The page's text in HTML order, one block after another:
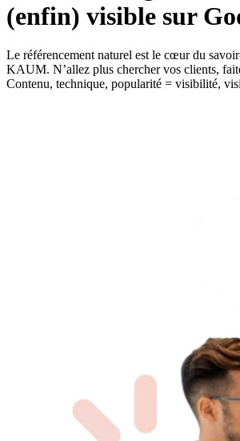
(enfin) visible sur
Le référencement naturel est le cœur du
KAUM. N’allez plus chercher vos clients,
Contenu, technique, popularité = visibilité,